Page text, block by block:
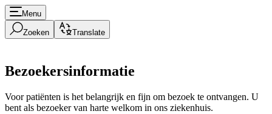
Menu
Zoeken Translate
Bezoekersinformatie
Voor patiënten is het belangrijk en fijn om bezoek te ontvangen. U
bent als bezoeker van harte welkom in ons ziekenhuis.